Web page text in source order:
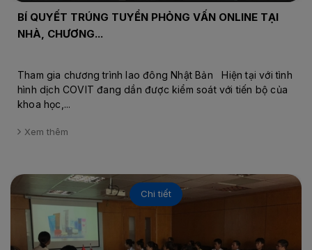
BÍ QUYẾT TRÚNG TUYỂN PHỎNG VẤN ONLINE TẠI
NHÀ, CHƯƠNG...
Tham gia chương trình lao đông Nhật Bản Hiện tại với tình
hình dịch COVIT đang dần được kiểm soát với tiến bộ của
khoa học,...
Xem thêm
Chi tiết